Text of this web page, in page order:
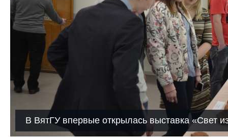
В ВятГУ впервые открылась выставка «Свет